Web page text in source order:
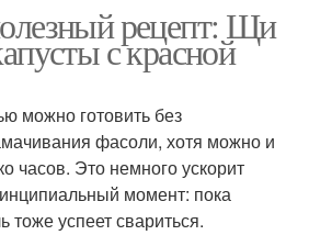
рецепт: Щи
с красной
можно готовить без
фасоли, хотя можно и
часов. Это немного ускорит
момент: пока
тоже успеет свариться.